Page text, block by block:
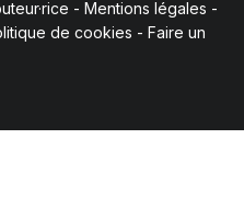
- Mentions légales -
de cookies - Faire un